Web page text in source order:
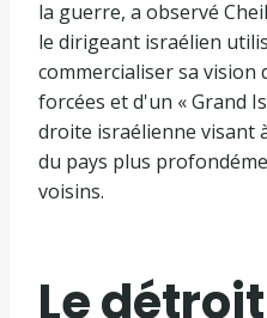
la guerre, a observé
le dirigeant israélien
commercialiser sa vision
forcées et d'un « Grand
droite israélienne visant
du pays plus
voisins.
Le